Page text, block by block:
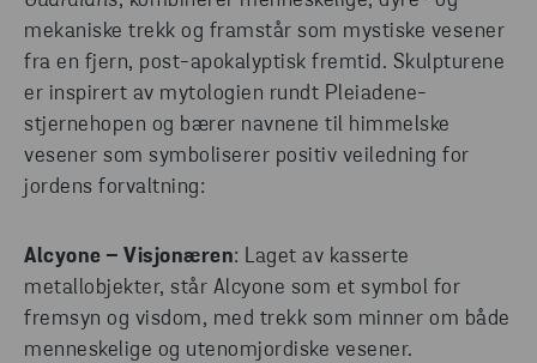
mekaniske trekk og framstår som mystiske vesener
fra en fjern, post-apokalyptisk fremtid. Skulpturene
er inspirert av mytologien rundt Pleiadene-
stjernehopen og bærer navnene til himmelske
vesener som symboliserer positiv veiledning for
jordens forvaltning:
Alcyone – Visjonæren: Laget av kasserte
metallobjekter, står Alcyone som et symbol for
fremsyn og visdom, med trekk som minner om både
menneskelige og utenomjordiske vesener.